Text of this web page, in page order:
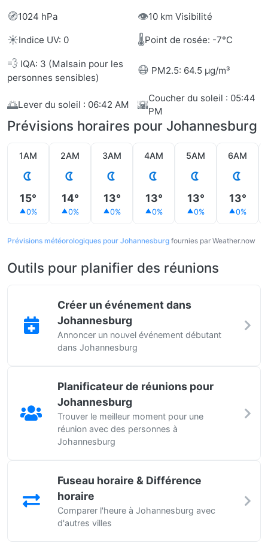
🧭1024 hPa 👁️10 km Visibilité
☀️Indice UV: 0 🌡️Point de rosée: -7°C
💨 IQA: 3 (Malsain pour les
personnes sensibles)
😷 PM2.5: 64.5 µg/m³
🌅Lever du soleil : 06:42 AM 🌇Coucher du soleil : 05:44
PM
Prévisions horaires pour Johannesburg
1AM
15°
0%
2AM
14°
0%
3AM
13°
0%
4AM
13°
0%
5AM
13°
0%
6AM
13°
0%
Prévisions météorologiques pour Johannesburg fournies par Weather.now
Outils pour planifier des réunions
Créer un événement dans
Johannesburg
Annoncer un nouvel événement débutant
dans Johannesburg
Planificateur de réunions pour
Johannesburg
Trouver le meilleur moment pour une
réunion avec des personnes à
Johannesburg
Fuseau horaire & Différence
horaire
Comparer l'heure à Johannesburg avec
d'autres villes